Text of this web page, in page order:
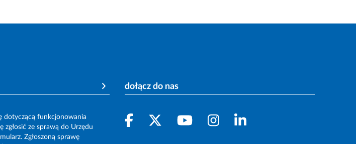
dotyczącą funkcjonowania
zgłosić ze sprawą do Urzędu
Zgłoszoną sprawę
dołącz do nas